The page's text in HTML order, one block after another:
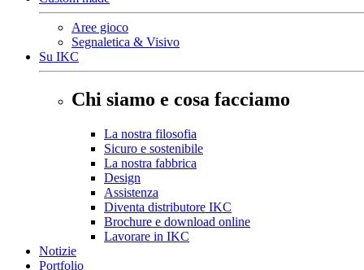
Aree gioco
Segnaletica & Visivo
Su IKC
Chi siamo e cosa facciamo
La nostra filosofia
Sicuro e sostenibile
La nostra fabbrica
Design
Assistenza
Diventa distributore IKC
Brochure e download online
Lavorare in IKC
Notizie
Portfolio